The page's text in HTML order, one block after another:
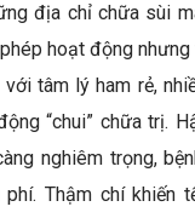
địa chỉ chữa sùi
hoạt động nhưng
tâm lý ham rẻ,
“chui” chữa trị.
nghiêm trọng,
Thậm chí khiến